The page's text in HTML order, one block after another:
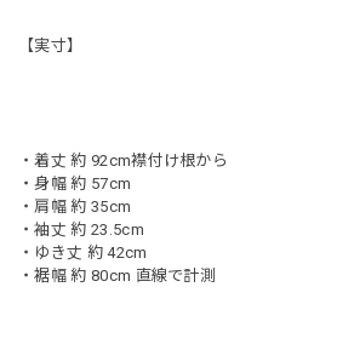
【実寸】
・着丈 約 92cm襟付け根から
・身幅 約 57cm
・肩幅 約 35cm
・袖丈 約 23.5cm
・ゆき丈 約 42cm
・裾幅 約 80cm 直線で計測